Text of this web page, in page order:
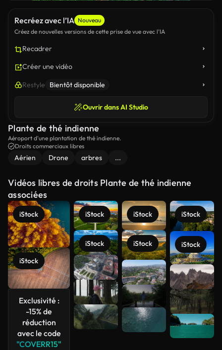
Recréez avec l’IA Nouveau
Créez de nouvelles versions de cette prise de vue avec l’IA
Recadrer
Créer une vidéo
Restyle Bientôt disponible
Ouvrir dans AI Studio
Plante de thé indienne
Aéroport d'une plantation de thé indienne.
Droits commerciaux libres
Aérien Drone arbres ...
Vidéos libres de droits Plante de thé indienne
associées
iStock
iStock
Exclusivité :
-15% de
réduction
avec le code
"COVERR15"
iStock
iStock
iStock
iStock
iStock
iStock
Voir plus